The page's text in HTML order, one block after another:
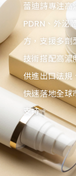
蕾迪詩專注高
PDRN、外泌
方，支援多劑
技術搭配高濃
供進出口法規
快速落地全球
支持。